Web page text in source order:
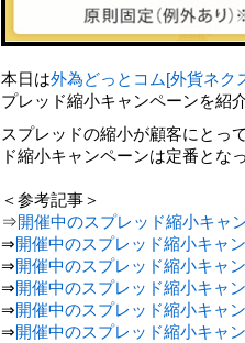
本日は外為どっとコム[外貨ネク
プレッド縮小キャンペーンを紹
スプレッドの縮小が顧客にとっ
ド縮小キャンペーンは定番とな
＜参考記事＞
⇒開催中のスプレッド縮小キャ
⇒開催中のスプレッド縮小キャ
⇒開催中のスプレッド縮小キャ
⇒開催中のスプレッド縮小キャ
⇒開催中のスプレッド縮小キャ
⇒開催中のスプレッド縮小キャ